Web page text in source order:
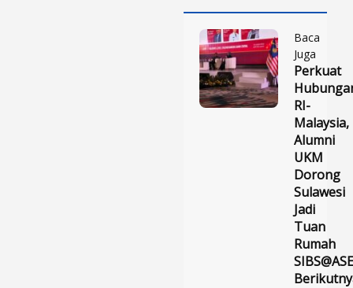
Baca
Juga
Perkuat
RI-
Malaysia,
Alumni
UKM
Dorong
Sulawesi
Jadi
Tuan
Rumah